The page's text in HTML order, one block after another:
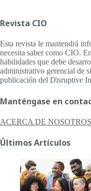
Revista CIO
Esta revista le mantendrá
necesita saber como CIO.
habilidades que debe
administrativo gerencial de
publicación del Disruptive
Manténgase en
ACERCA DE NOSOTROS
Últimos Artículos